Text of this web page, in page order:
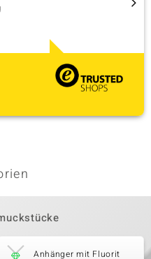
Anhänger mit Fluorit